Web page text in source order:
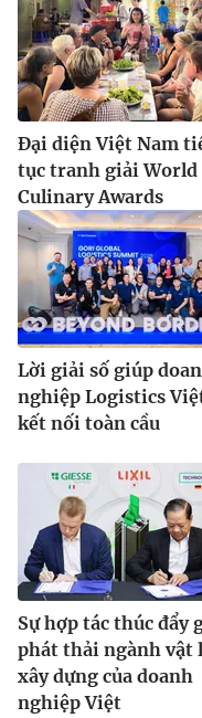
Đại diện Việt Nam
tục tranh giải World
Culinary Awards
Lời giải số giúp
nghiệp Logistics
kết nối toàn cầu
Sự hợp tác thúc đẩy
phát thải ngành vật
xây dựng của doanh
nghiệp Việt